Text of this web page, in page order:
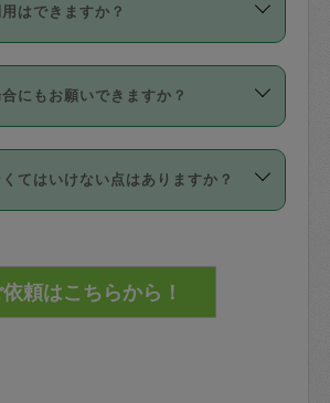
載していますので、各自の得意
ください。
ンターの講評は１件目のレビュ
詳細】タスカジさんの登録に際
り、
損害賠償保険について教えて
さんへ「募集」をかけることが
。
ャンセル（定期、スポット契約
超える※と、以下のキャンセル
します。
ンセル料：
〜24時間前＝依頼料金の50%
はできますか？
利用」というメニューはありま
一回のみ」依頼を活用するこ
て、気に入ったタスカジさんを
件の合う気になるタスカジさ
さい。
一番気に入ったタスカジさんに
にもお願いできますか？
合の作業はタスカジさんの同意
す。数回の依頼ののち、タスカ
依頼者の間で十分な信頼関係が
い。
部屋に入るためにタスカジさん
てはいけない点はありますか？
鍵のかかるロッカーや金庫に入
者の責任の元管理するよう心掛
さい。